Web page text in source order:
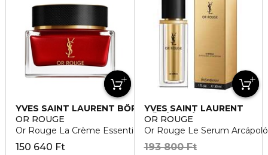
YVES SAINT LAURENT BŐRÁPOLÁS
OR ROUGE
Or Rouge La Crème Essentielle arckrém
150 640 Ft
YVES SAINT LAURENT
BŐRÁPOLÁS
OR ROUGE
Or Rouge Le Serum
193 800 Ft